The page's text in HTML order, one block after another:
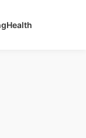
Health